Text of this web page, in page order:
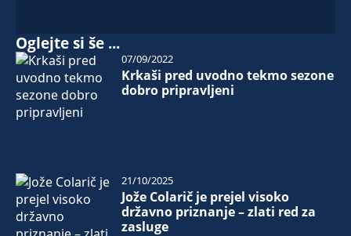
Oglejte si še ...
Krkaši pred uvodno tekmo sezone
dobro pripravljeni
07/09/2022
Jože Colarič je prejel visoko
državno priznanje – zlati red za
zasluge
21/10/2025